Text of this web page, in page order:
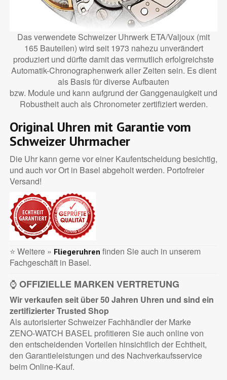
Das verwendete Schweizer Uhrwerk ETA/Valjoux (mit
165 Bauteilen) wird seit 1973 nahezu unverändert
produziert und dürfte damit das vermutlich erfolgreichste
Automatik-Chronographenwerk aller Zeiten sein. Es dient
als Basis für diverse Aufbauten
bzw. Module und kann aufgrund der Ganggenauigkeit und
Robustheit auch als Chronometer zertifiziert werden.
Original Uhren mit Garantie vom
Schweizer Uhrmacher
Die Uhr kann gerne vor einer Kaufentscheidung besichtig,
und auch vor Ort in Basel abgeholt werden. Portofreier
Versand!
⭐ Weitere » Fliegeruhren finden Sie auch in unserem
Fachgeschäft in Basel.
⌚OFFIZIELLE MARKEN VERTRETUNG
Wir verkaufen seit über 50 Jahren Uhren und sind ein
zertifizierterTrusted Shop
Als autorisierter Schweizer Fachhändler der Marke
ZENO-WATCH BASEL profitieren Sie auch online von
den entscheidenden Vorteilen hinsichtlich der Echtheit,
den Garantieleistungen und des Nachverkaufsservice
beim Online-Kauf.